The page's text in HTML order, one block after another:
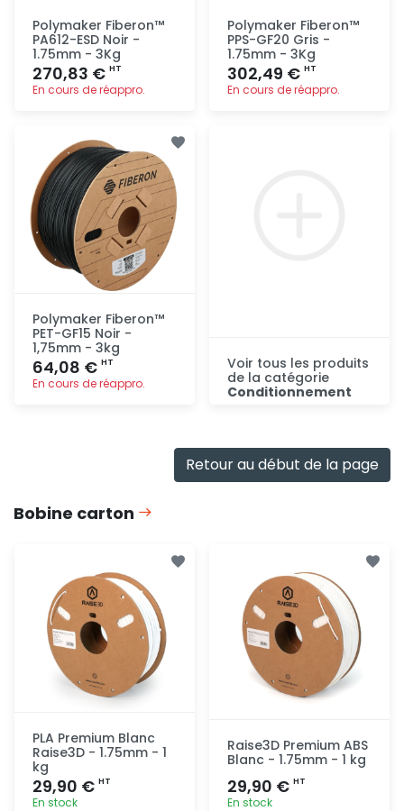
Polymaker Fiberon™
PA612-ESD Noir -
1.75mm - 3Kg
270,83 € HT
En cours de réappro.
rapide
Polymaker Fiberon™
PPS-GF20 Gris -
1.75mm - 3Kg
302,49 € HT
En cours de réappro.
Polymaker Fiberon™
PET-GF15 Noir -
1,75mm - 3kg
64,08 € HT
En cours de réappro.
Voir tous les produits
de la catégorie
Conditionnement
Retour au début de la page
Bobine carton
PLA Premium Blanc
Raise3D - 1.75mm - 1
kg
29,90 € HT
En stock
Raise3D Premium ABS
Blanc - 1.75mm - 1 kg
29,90 € HT
En stock